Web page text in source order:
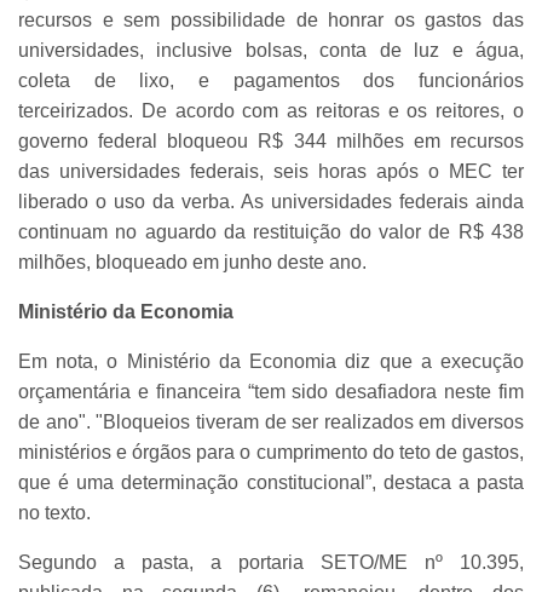
recursos e sem possibilidade de honrar os gastos das
universidades, inclusive bolsas, conta de luz e água,
coleta de lixo, e pagamentos dos funcionários
terceirizados. De acordo com as reitoras e os reitores, o
governo federal bloqueou R$ 344 milhões em recursos
das universidades federais, seis horas após o MEC ter
liberado o uso da verba. As universidades federais ainda
continuam no aguardo da restituição do valor de R$ 438
milhões, bloqueado em junho deste ano.
Ministério da Economia
Em nota, o Ministério da Economia diz que a execução
orçamentária e financeira “tem sido desafiadora neste fim
de ano". "Bloqueios tiveram de ser realizados em diversos
ministérios e órgãos para o cumprimento do teto de gastos,
que é uma determinação constitucional”, destaca a pasta
no texto.
Segundo a pasta, a portaria SETO/ME nº 10.395,